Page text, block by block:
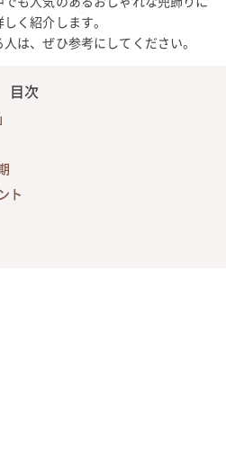
く紹介します。
は、ぜひ参考にしてください。
目次
ト